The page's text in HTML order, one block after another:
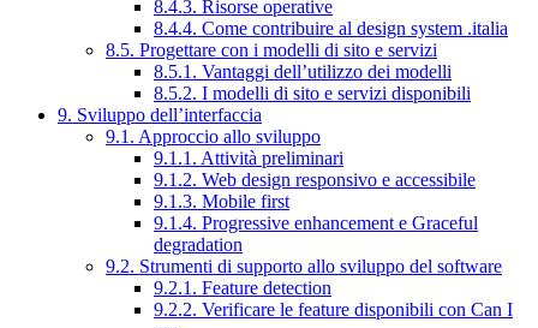
8.4.3. Risorse operative
8.4.4. Come contribuire al design system .italia
8.5. Progettare con i modelli di sito e servizi
8.5.1. Vantaggi dell’utilizzo dei modelli
8.5.2. I modelli di sito e servizi disponibili
9. Sviluppo dell’interfaccia
9.1. Approccio allo sviluppo
9.1.1. Attività preliminari
9.1.2. Web design responsivo e accessibile
9.1.3. Mobile first
9.1.4. Progressive enhancement e Graceful
degradation
9.2. Strumenti di supporto allo sviluppo del software
9.2.1. Feature detection
9.2.2. Verificare le feature disponibili con Can I